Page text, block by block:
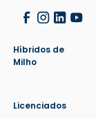
Híbridos de
Milho
Licenciados